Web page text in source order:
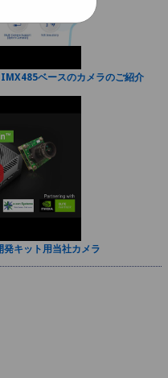
ベースのカメラのご紹介
キット用当社カメラ